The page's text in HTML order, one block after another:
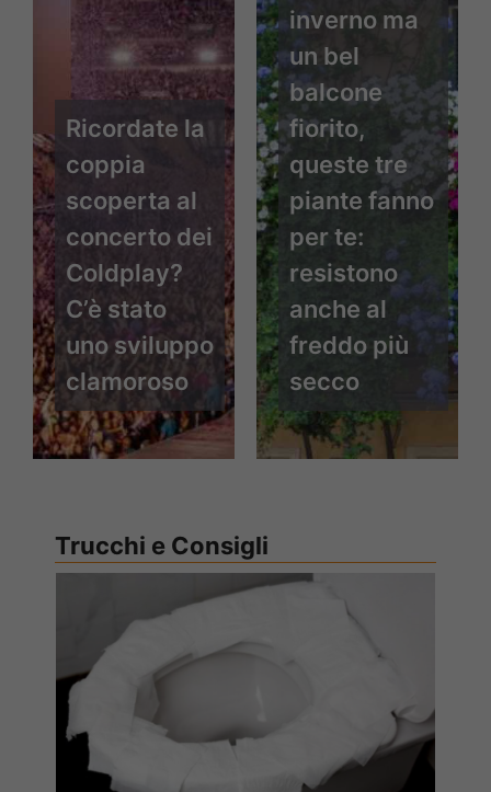
Ricordate la
coppia
scoperta al
concerto dei
Coldplay?
C’è stato
uno sviluppo
clamoroso
inverno ma
un bel
balcone
fiorito,
queste tre
piante fanno
per te:
resistono
anche al
freddo più
secco
Trucchi e Consigli